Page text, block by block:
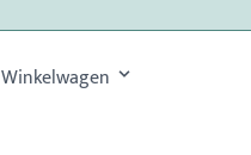
Winkelwagen